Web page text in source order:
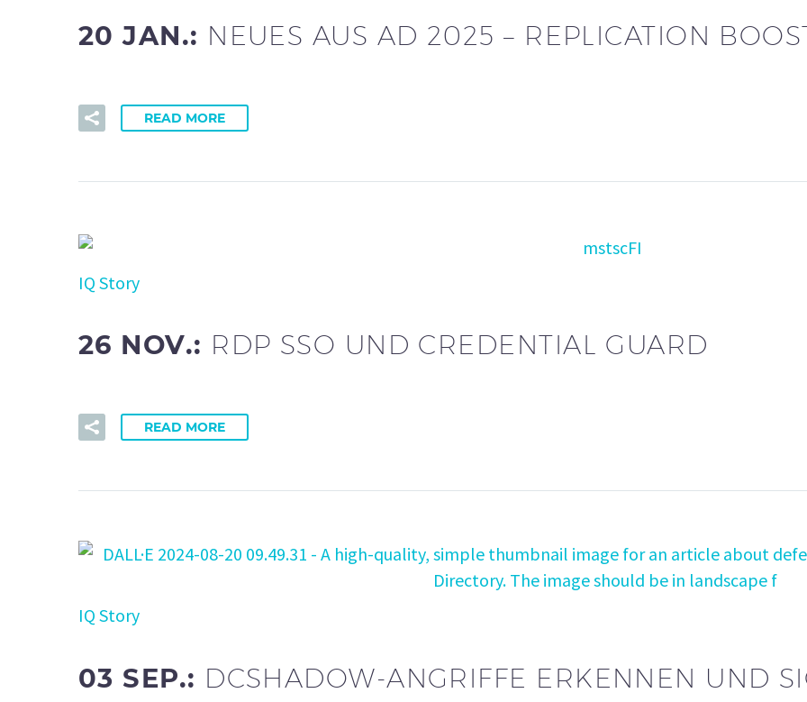
20 JAN.: NEUES AUS AD 2025 – REPLICATION
READ MORE
IQ Story
26 NOV.: RDP SSO UND CREDENTIAL GUARD
READ MORE
IQ Story
03 SEP.: DCSHADOW-ANGRIFFE ERKENNEN UND